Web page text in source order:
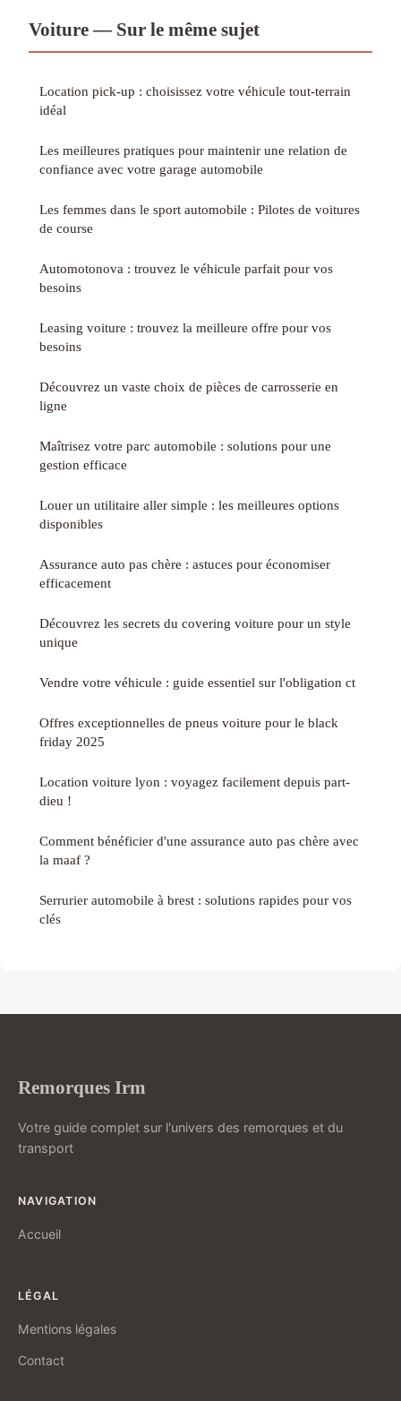
Voiture — Sur le même sujet
Location pick-up : choisissez votre véhicule tout-terrain
idéal
Les meilleures pratiques pour maintenir une relation de
confiance avec votre garage automobile
Les femmes dans le sport automobile : Pilotes de voitures
de course
Automotonova : trouvez le véhicule parfait pour vos
besoins
Leasing voiture : trouvez la meilleure offre pour vos
besoins
Découvrez un vaste choix de pièces de carrosserie en
ligne
Maîtrisez votre parc automobile : solutions pour une
gestion efficace
Louer un utilitaire aller simple : les meilleures options
disponibles
Assurance auto pas chère : astuces pour économiser
efficacement
Découvrez les secrets du covering voiture pour un style
unique
Vendre votre véhicule : guide essentiel sur l'obligation ct
Offres exceptionnelles de pneus voiture pour le black
friday 2025
Location voiture lyon : voyagez facilement depuis part-
dieu !
Comment bénéficier d'une assurance auto pas chère avec
la maaf ?
Serrurier automobile à brest : solutions rapides pour vos
clés
Remorques Irm
Votre guide complet sur l'univers des remorques et du
transport
NAVIGATION
Accueil
LÉGAL
Mentions légales
Contact